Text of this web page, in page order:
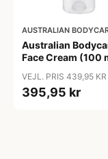
AUSTRALIAN
Australian
Face Cream (100
VEJL. PRIS 439,95 KR
395,95 kr